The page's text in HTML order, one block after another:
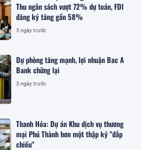
Thu ngân sách vượt 72% dự toán, FDI
đăng ký tăng gần 58%
3 ngày trước
Dự phòng tăng mạnh, lợi nhuận Bac A
Bank chững lại
3 ngày trước
Thanh Hóa: Dự án Khu dịch vụ thương
mại Phú Thành hơn một thập kỷ "đắp
chiếu"